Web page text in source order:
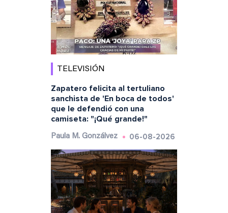
TELEVISIÓN
Zapatero felicita al tertuliano
sanchista de 'En boca de todos'
que le defendió con una
camiseta: "¡Qué grande!"
Paula M. Gonzálvez 06-08-2026